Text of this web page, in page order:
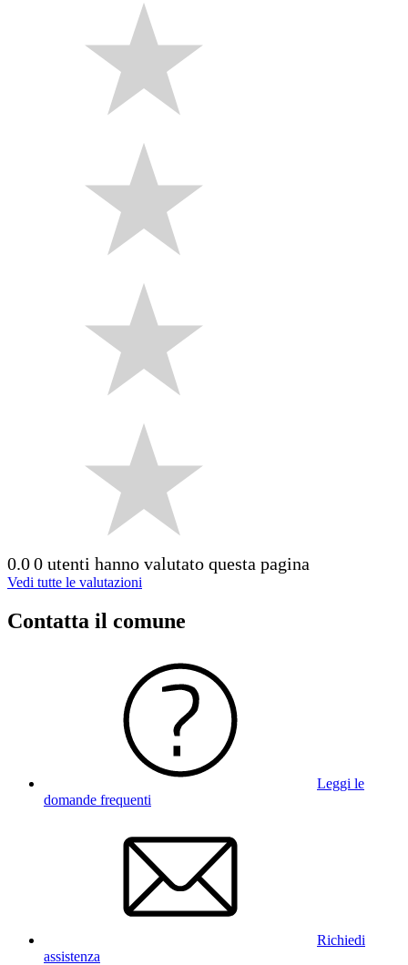
0.00 utenti hanno valutato questa pagina
Vedi tutte le valutazioni
Contatta il comune
Leggi le
domande frequenti
Richiedi
assistenza